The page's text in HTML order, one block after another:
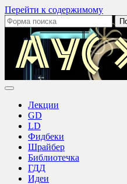
Перейти к содержимому
Поиск:
Лекции
GD
LD
Фидбеки
Шрайбер
Библиотечка
ГДД
Идеи